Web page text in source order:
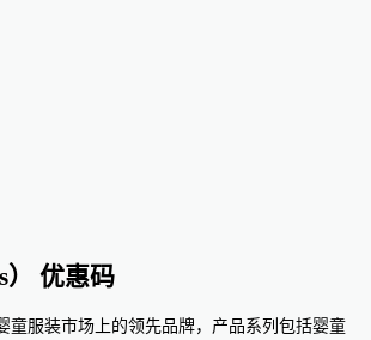
） 优惠码
童服装市场上的领先品牌，产品系列包括婴童